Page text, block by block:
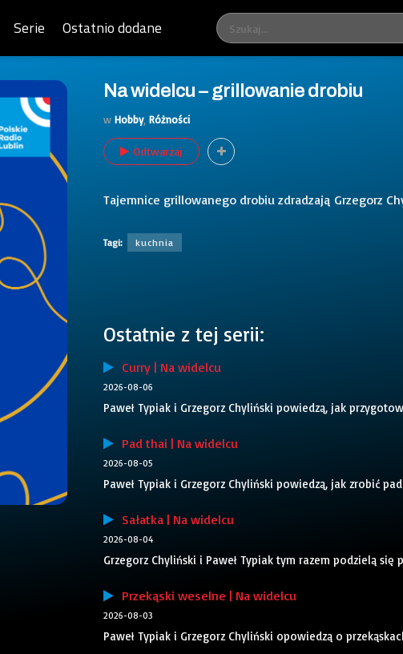
Serie Ostatnio dodane
Na widelcu – grillowanie drobiu
w Hobby, Różności
Odtwarzaj
Tajemnice grillowanego drobiu zdradzają Grzegorz
Tagi: kuchnia
Ostatnie z tej serii:
Curry | Na widelcu
2026-08-06
Paweł Typiak i Grzegorz Chyliński powiedzą, jak
Pad thai | Na widelcu
2026-08-05
Paweł Typiak i Grzegorz Chyliński powiedzą, jak zrobić
Sałatka | Na widelcu
2026-08-04
Grzegorz Chyliński i Paweł Typiak tym razem podzielą się
Przekąski weselne | Na widelcu
2026-08-03
Paweł Typiak i Grzegorz Chyliński opowiedzą o